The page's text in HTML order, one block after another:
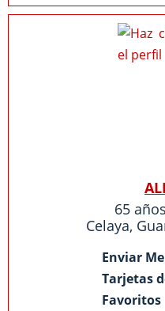
65
Celaya,
Enviar
Tarjetas
Favoritos